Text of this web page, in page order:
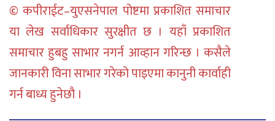
© कपीराईट–युएसनेपाल पोष्टमा प्रकाशित समाचार
या लेख सर्वाधिकार सुरक्षीत छ । यहाँ प्रकाशित
समाचार हुबहु साभार नगर्न आव्हान गरिन्छ । कसैले
जानकारी विना साभार गरेको पाइएमा कानुनी कार्वाही
गर्न बाध्य हुनेछौ ।